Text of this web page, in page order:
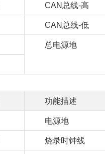
CAN总线-高
CAN总线-低
总电源地
功能描述
电源地
烧录时钟线